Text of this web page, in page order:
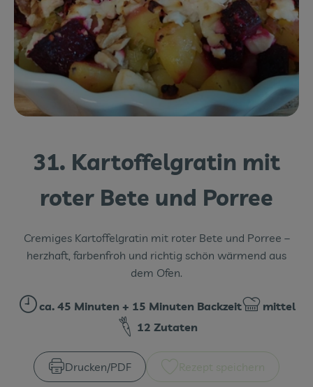
Themenwelten
Obst & Gemüse
Frischetheke
Vorratskammer
Getränke
Über uns
Firmenkunden
Blog
31. Kartoffelgratin mit
roter Bete und Porree
Cremiges Kartoffelgratin mit roter Bete und Porree –
herzhaft, farbenfroh und richtig schön wärmend aus
dem Ofen.
Zubreitungszeit:
ca. 45 Minuten + 15 Minuten Backzeit
mittel
12 Zutaten
Drucken​/​PDF Rezept speichern